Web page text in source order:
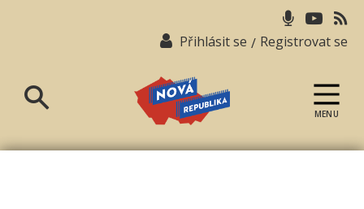
Přihlásit se / Registrovat se
republika
MENU